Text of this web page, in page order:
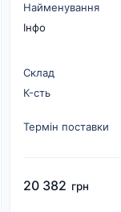
Найменування
Інфо
Склад
К-cть
Термін поставки
20 382 грн